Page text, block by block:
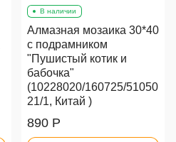
В наличии
Алмазная мозаика 30*40
с подрамником
"Пушистый котик и
бабочка"
(10228020/160725/51050
21/1, Китай )
890 Р